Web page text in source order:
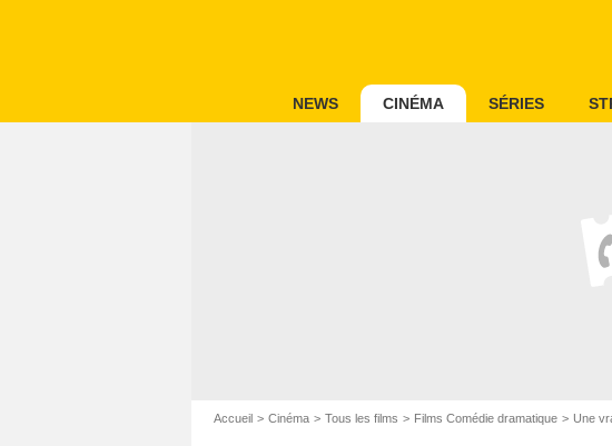
NEWS CINÉMA SÉRIES
Accueil Cinéma Tous les films Films Comédie dramatique Une